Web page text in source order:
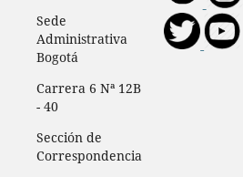
Sede
Administrativa
Bogotá
Carrera 6 Nª 12B
- 40
Sección de
Correspondencia